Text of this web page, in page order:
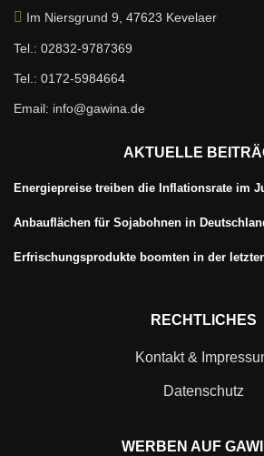
Im Niersgrund 9, 47623 Kevelaer
Tel.: 02832-9787369
Tel.: 0172-5984664
Email: info@gawina.de
AKTUELLE
Energiepreise treiben die Inflationsrate im
Anbauflächen für Sojabohnen in
Erfrischungsprodukte boomten in der
RECHTLICHES
Kontakt &
Datenschutz
WERBEN AUF